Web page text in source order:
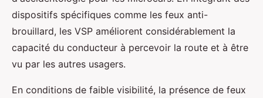
dispositifs spécifiques comme les feux anti-
brouillard, les VSP améliorent considérablement la
capacité du conducteur à percevoir la route et à être
vu par les autres usagers.
En conditions de faible visibilité, la présence de feux